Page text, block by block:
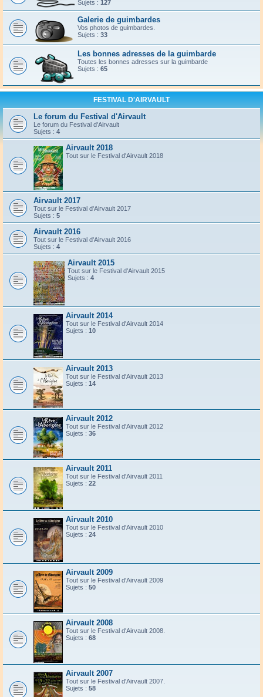
Sujets : 127
Galerie de guimbardes
Vos photos de guimbardes.
Sujets : 33
Les bonnes adresses de la guimbarde
Toutes les bonnes adresses sur la guimbarde
Sujets : 65
FESTIVAL D'AIRVAULT
Le forum du Festival d'Airvault
Le forum du Festival d'Airvault
Sujets : 4
Airvault 2018
Tout sur le Festival d'Airvault 2018
Airvault 2017
Tout sur le Festival d'Airvault 2017
Sujets : 5
Airvault 2016
Tout sur le Festival d'Airvault 2016
Sujets : 4
Airvault 2015
Tout sur le Festival d'Airvault 2015
Sujets : 4
Airvault 2014
Tout sur le Festival d'Airvault 2014
Sujets : 10
Airvault 2013
Tout sur le Festival d'Airvault 2013
Sujets : 14
Airvault 2012
Tout sur le Festival d'Airvault 2012
Sujets : 36
Airvault 2011
Tout sur le Festival d'Airvault 2011
Sujets : 22
Airvault 2010
Tout sur le Festival d'Airvault 2010
Sujets : 24
Airvault 2009
Tout sur le Festival d'Airvault 2009
Sujets : 50
Airvault 2008
Tout sur le Festival d'Airvault 2008.
Sujets : 68
Airvault 2007
Tout sur le Festival d'Airvault 2007.
Sujets : 58